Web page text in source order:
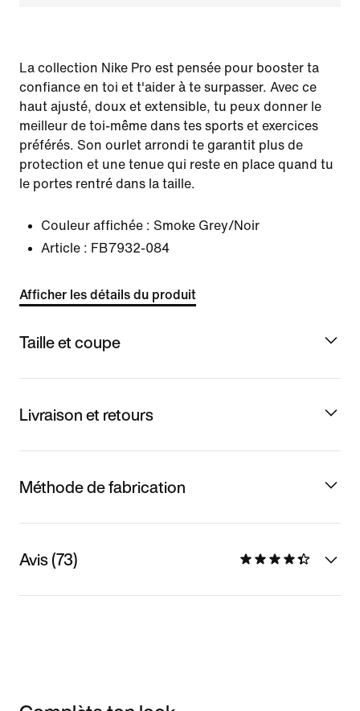
La collection Nike Pro est pensée pour booster ta
confiance en toi et t'aider à te surpasser. Avec ce
haut ajusté, doux et extensible, tu peux donner le
meilleur de toi-même dans tes sports et exercices
préférés. Son ourlet arrondi te garantit plus de
protection et une tenue qui reste en place quand tu
le portes rentré dans la taille.
Couleur affichée : Smoke Grey/Noir
Article : FB7932-084
Afficher les détails du produit
Taille et coupe
Livraison et retours
Méthode de fabrication
Avis (73)